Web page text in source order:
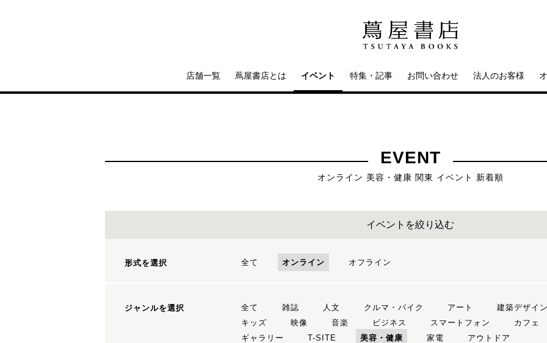
店舗一覧 蔦屋書店とは イベント 特集・記事 お問い合わせ 法人のお客様
EVENT
オンライン 美容・健康 関東 イベント 新着順
イベントを絞り込む
形式を選択 全て オンライン オフライン
ジャンルを選択 全て 雑誌 人文 クルマ・バイク アート 建築デザイン
キッズ
映像 音楽 ビジネス スマートフォン カフェ
ギャラリー
T-SITE 美容・健康 家電 アウトドア